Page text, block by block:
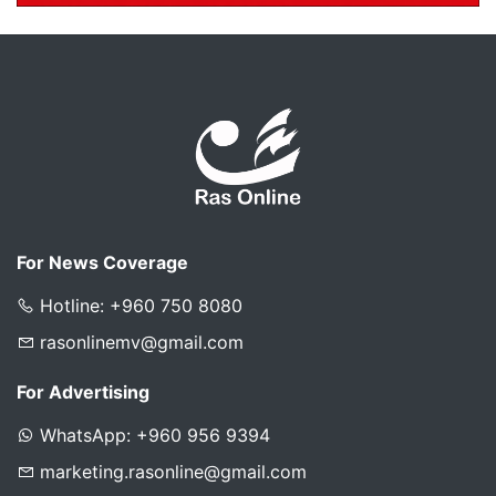
For News Coverage
Hotline: +960 750 8080
rasonlinemv@gmail.com
For Advertising
WhatsApp: +960 956 9394
marketing.rasonline@gmail.com